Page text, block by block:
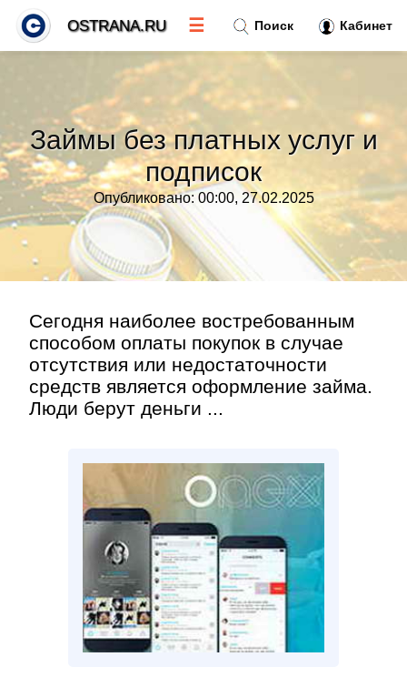
Займы без платных услуг и
подписок
Опубликовано: 00:00, 27.02.2025
Сегодня наиболее востребованным
способом оплаты покупок в случае
отсутствия или недостаточности
средств является оформление займа.
Люди берут деньги ...
Поиск Кабинет
OSTRANA.RU ☰
Тренды новостей»
Рубрики»
Правила»
Контакт »